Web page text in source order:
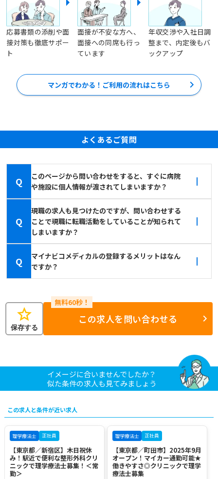
応募書類の添削や面
接対策も徹底サポー
ト
面接が不安な方へ、
面接への同席も行っ
ています
年収交渉や入社日調
整まで、内定後もバ
ックアップ
マンガでわかる！ご利用の流れはこちら
よくあるご質問
Q
このページから問い合わせをすると、すぐに病院
や施設に個人情報が渡されてしまいますか？
Q
現職の求人も見つけたのですが、問い合わせする
ことで現職に転職活動をしていることが知られて
しまいますか？
Q
マイナビコメディカルの登録するメリットはなん
ですか？
star
保存する
この求人を問い合わせる
イメージに合いませんでしたか？
似た条件の求人も見てみましょう
この求人と条件が近い求人
理学療法士 正社員
【東京都／新宿区】木日祝休
み！駅近で便利な整形外科クリ
ニックで理学療法士募集！＜常
勤＞
理学療法士 正社員
【東京都／町田市】2025年9月
オープン！マイカー通勤可能★
働きやすさ◎クリニックで理学
療法士募集